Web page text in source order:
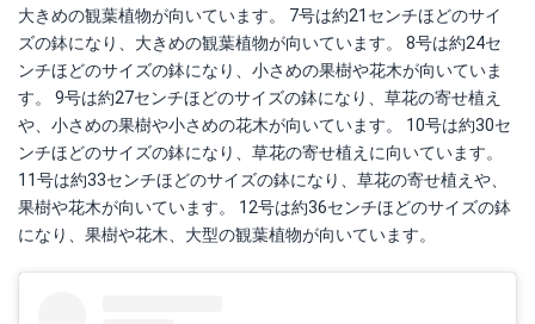
大きめの観葉植物が向いています。 7号は約21センチほどのサイ
ズの鉢になり、大きめの観葉植物が向いています。 8号は約24セ
ンチほどのサイズの鉢になり、小さめの果樹や花木が向いていま
す。 9号は約27センチほどのサイズの鉢になり、草花の寄せ植え
や、小さめの果樹や小さめの花木が向いています。 10号は約30セ
ンチほどのサイズの鉢になり、草花の寄せ植えに向いています。
11号は約33センチほどのサイズの鉢になり、草花の寄せ植えや、
果樹や花木が向いています。 12号は約36センチほどのサイズの鉢
になり、果樹や花木、大型の観葉植物が向いています。